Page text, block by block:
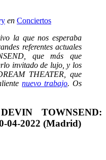
en Conciertos
la que nos esperaba
referentes actuales
que más que
invitado de lujo, y los
THEATER, que
nuevo trabajo. Os
TOWNSEND:
04-2022 (Madrid)